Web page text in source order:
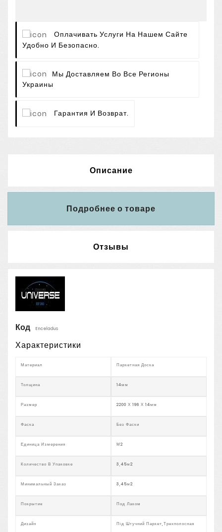
Оплачивать Услуги На Нашем Сайте
Удобно И Безопасно.
Мы Доставляем Во Все Регионы
Украины
Гарантия И Возврат.
Описание
Подробнее о товаре
Отзывы
Код Enceladus
Характеристики
Материал Паркетная Доска
Толщина 14мм
Размер 2200 Х 196 Х 14мм
Фаска Без Фаски
Единица Измерения М2
Количество В Упаковке 3,45м2
Минимальный Заказ 3,45м2
Покрытие Под Лаком
Дизайн Під Штучний Паркет,трехполосная